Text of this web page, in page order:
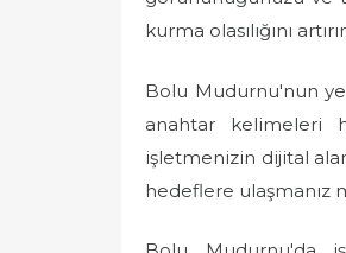
kurma olasılığını
Bolu Mudurnu'nun
anahtar kelimeleri
işletmenizin dijital
hedeflere ulaşmanız